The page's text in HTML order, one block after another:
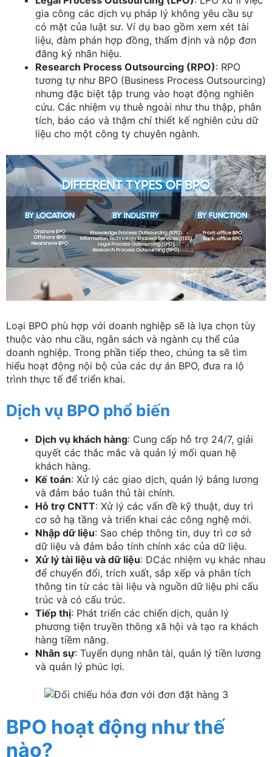
gia công các dịch vụ pháp lý không yêu cầu sự
có mặt của luật sư. Ví dụ bao gồm xem xét tài
liệu, đàm phán hợp đồng, thẩm định và nộp đơn
đăng ký nhãn hiệu.
Research Process Outsourcing (RPO): RPO
tương tự như BPO (Business Process Outsourcing)
nhưng đặc biệt tập trung vào hoạt động nghiên
cứu. Các nhiệm vụ thuê ngoài như thu thập, phân
tích, báo cáo và thậm chí thiết kế nghiên cứu dữ
liệu cho một công ty chuyên ngành.
Loại BPO phù hợp với doanh nghiệp sẽ là lựa chọn tùy
thuộc vào nhu cầu, ngân sách và ngành cụ thể của
doanh nghiệp. Trong phần tiếp theo, chúng ta sẽ tìm
hiểu hoạt động nội bộ của các dự án BPO, đưa ra lộ
trình thực tế để triển khai.
Dịch vụ BPO phổ biến
Dịch vụ khách hàng: Cung cấp hỗ trợ 24/7, giải
quyết các thắc mắc và quản lý mối quan hệ
khách hàng.
Kế toán: Xử lý các giao dịch, quản lý bảng lương
và đảm bảo tuân thủ tài chính.
Hỗ trợ CNTT: Xử lý các vấn đề kỹ thuật, duy trì
cơ sở hạ tầng và triển khai các công nghệ mới.
Nhập dữ liệu: Sao chép thông tin, duy trì cơ sở
dữ liệu và đảm bảo tính chính xác của dữ liệu.
Xử lý tài liệu và dữ liệu: DCác nhiệm vụ khác nhau
để chuyển đổi, trích xuất, sắp xếp và phân tích
thông tin từ các tài liệu và nguồn dữ liệu phi cấu
trúc và có cấu trúc.
Tiếp thị: Phát triển các chiến dịch, quản lý
phương tiện truyền thông xã hội và tạo ra khách
hàng tiềm năng.
Nhân sự: Tuyển dụng nhân tài, quản lý tiền lương
và quản lý phúc lợi.
BPO hoạt động như thế
nào?